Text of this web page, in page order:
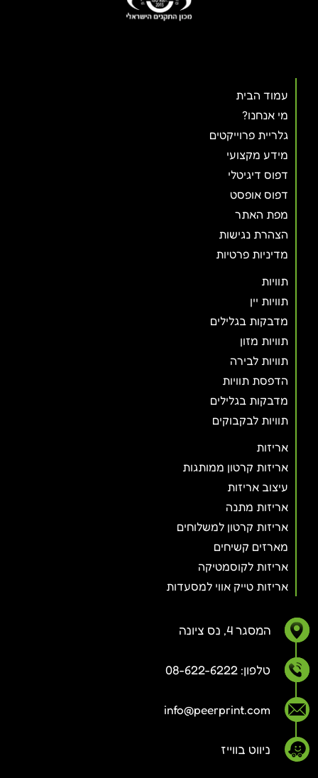
עמוד הבית
מי אנחנו?
גלריית פרוייקטים
מידע מקצועי
דפוס דיגיטלי
דפוס אופסט
מפת האתר
הצהרת נגישות
מדיניות פרטיות
תוויות
תוויות יין
מדבקות בגלילים
תוויות מזון
תוויות לבירה
הדפסת תוויות
מדבקות בגלילים
תוויות לבקבוקים
אריזות
אריזות קרטון ממותגות
עיצוב אריזות
אריזות מתנה
אריזות קרטון למשלוחים
מארזים קשיחים
אריזות לקוסמטיקה
אריזות טייק אווי למסעדות
המסגר 4, נס ציונה
טלפון: 08-622-6222
info@peerprint.com
ניווט בווייז